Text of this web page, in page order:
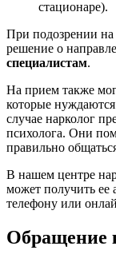
стационаре).
При подозрении на
решение о
специалистам.
На прием также
которые
случае нарколог
психолога. Они
правильно
В нашем центре
может получить ее
телефону или
Обращение